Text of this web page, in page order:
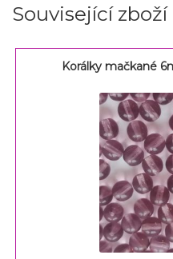
Související zboží
Korálky mačkané